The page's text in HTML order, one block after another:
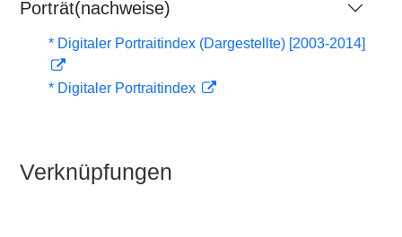
Porträt(nachweise)
* Digitaler Portraitindex (Dargestellte) [2003-2014]
* Digitaler Portraitindex
Verknüpfungen